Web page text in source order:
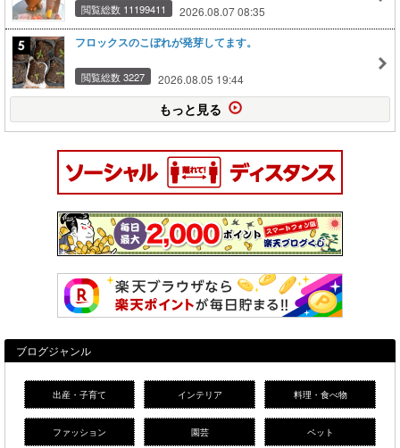
閲覧総数 11199411 2026.08.07 08:35
フロックスのこぼれが発芽してます。
閲覧総数 3227 2026.08.05 19:44
もっと見る
ブログジャンル
出産・子育て インテリア 料理・食べ物
ファッション 園芸 ペット